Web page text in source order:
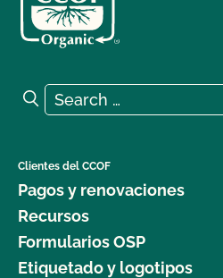
Search for:
Search
Clientes del CCOF
Pagos y renovaciones
Recursos
Formularios OSP
Etiquetado y logotipos